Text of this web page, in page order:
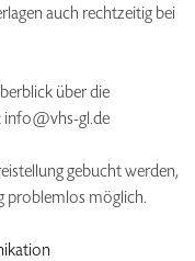
auch rechtzeitig bei
über die
info@vhs-gl.de
gebucht werden,
problemlos möglich.